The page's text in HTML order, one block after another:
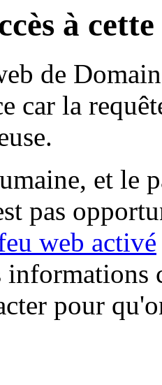
à
de
car la
et le
pas
web activé
informations
pour